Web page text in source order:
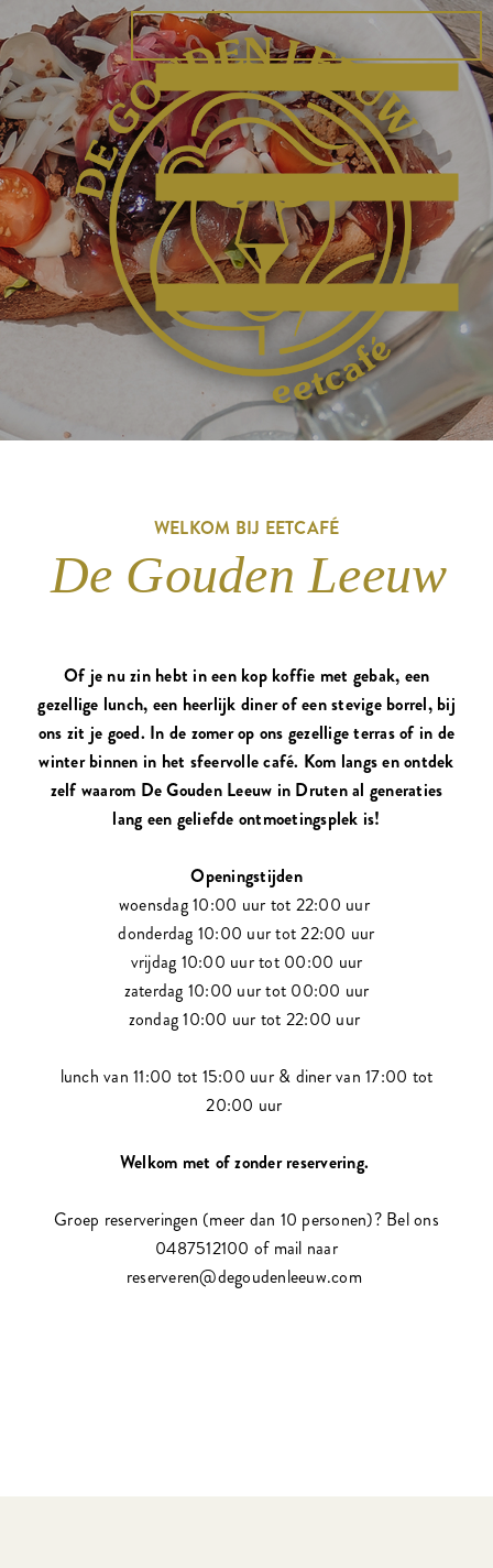
WELKOM BIJ EETCAFÉ
De Gouden Leeuw
Of je nu zin hebt in een kop koffie met gebak, een
gezellige lunch, een heerlijk diner of een stevige borrel, bij
ons zit je goed. In de zomer op ons gezellige terras of in de
winter binnen in het sfeervolle café. Kom langs en ontdek
zelf waarom De Gouden Leeuw in Druten al generaties
lang een geliefde ontmoetingsplek is!
Openingstijden
woensdag 10:00 uur tot 22:00 uur
donderdag 10:00 uur tot 22:00 uur
vrijdag 10:00 uur tot 00:00 uur
zaterdag 10:00 uur tot 00:00 uur
zondag 10:00 uur tot 22:00 uur
lunch van 11:00 tot 15:00 uur & diner van 17:00 tot
20:00 uur
Welkom met of zonder reservering.
Groep reserveringen (meer dan 10 personen)? Bel ons
0487512100 of mail naar
reserveren@degoudenleeuw.com